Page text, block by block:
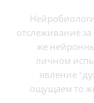
отслеживание
же
личном
явление
ощущаем то